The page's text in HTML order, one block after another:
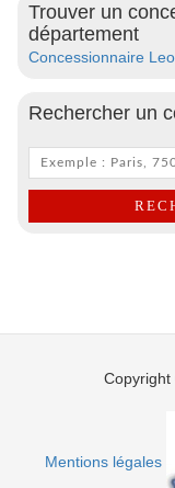
Trouver un
département
Concessionnaire
Rechercher un
Mentions légales